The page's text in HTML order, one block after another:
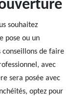
souhaitez
pose ou un
conseillons de faire
avec
sera posée avec
optez pour